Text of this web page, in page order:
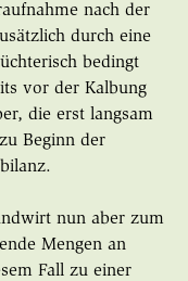
nach der
durch eine
bedingt
vor der Kalbung
die erst langsam
Beginn der
nun aber zum
Mengen an
Fall zu einer